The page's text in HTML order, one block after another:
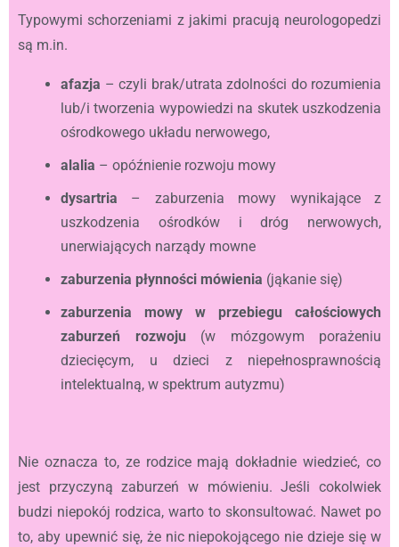
Typowymi schorzeniami z jakimi pracują neurologopedzi
są m.in.
afazja – czyli brak/utrata zdolności do rozumienia
lub/i tworzenia wypowiedzi na skutek uszkodzenia
ośrodkowego układu nerwowego,
alalia – opóźnienie rozwoju mowy
dysartria – zaburzenia mowy wynikające z
uszkodzenia ośrodków i dróg nerwowych,
unerwiających narządy mowne
zaburzenia płynności mówienia (jąkanie się)
zaburzenia mowy w przebiegu całościowych
zaburzeń rozwoju (w mózgowym porażeniu
dziecięcym, u dzieci z niepełnosprawnością
intelektualną, w spektrum autyzmu)
Nie oznacza to, ze rodzice mają dokładnie wiedzieć, co
jest przyczyną zaburzeń w mówieniu. Jeśli cokolwiek
budzi niepokój rodzica, warto to skonsultować. Nawet po
to, aby upewnić się, że nic niepokojącego nie dzieje się w